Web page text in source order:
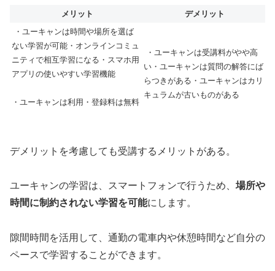
メリット
デメリット
・ユーキャンは時間や場所を選ば
ない学習が可能・オンラインコミュ
ニティで相互学習になる・スマホ用
アプリの使いやすい学習機能
・ユーキャンは利用・登録料は無料
・ユーキャンは受講料がやや高
い・ユーキャンは質問の解答にば
らつきがある・ユーキャンはカリ
キュラムが古いものがある
デメリットを考慮しても受講するメリットがある。
ユーキャンの学習は、スマートフォンで行うため、 場所や
時間に制約されない学習を可能にします。
隙間時間を活用して、通勤の電車内や休憩時間など自分の
ペースで学習することができます。